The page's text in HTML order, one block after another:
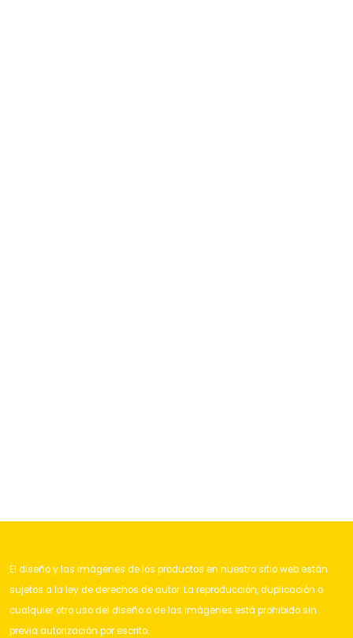
El diseño y las imágenes de los productos en nuestro sitio web están
sujetos a la ley de derechos de autor. La reproducción, duplicación o
cualquier otro uso del diseño o de las imágenes está prohibido sin
previa autorización por escrito.